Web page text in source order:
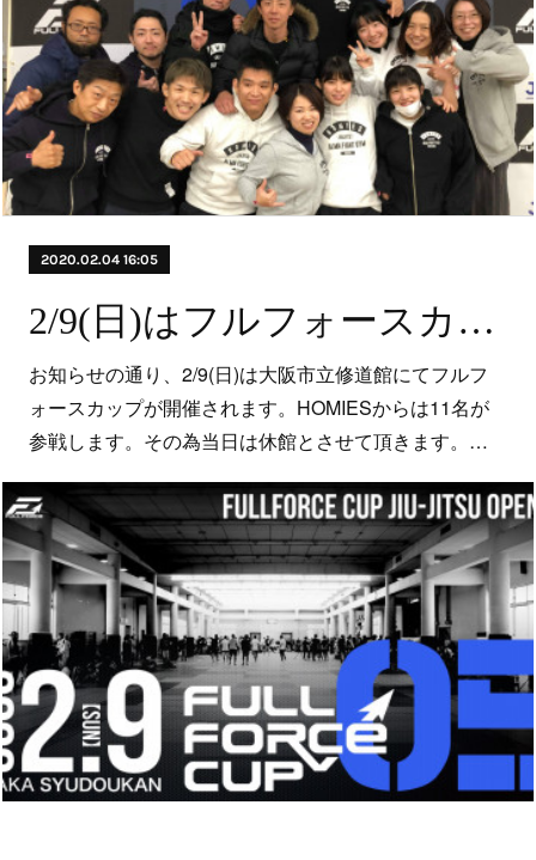
2020.02.04 16:05
2/9(日)はフルフォースカップの為休館です
お知らせの通り、2/9(日)は大阪市立修道館にてフルフ
ォースカップが開催されます。HOMIESからは11名が
参戦します。その為当日は休館とさせて頂きます。…